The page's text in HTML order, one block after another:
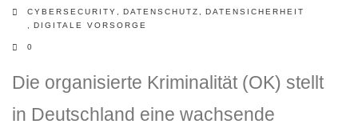
DLH Stick – Sicherheitskonzept
CYBERSECURITY DATENSCHUTZ
DATENSICHERHEIT
DIGITALE VORSORGE
0
Die organisierte Kriminalität (OK) stellt
in Deutschland eine wachsende